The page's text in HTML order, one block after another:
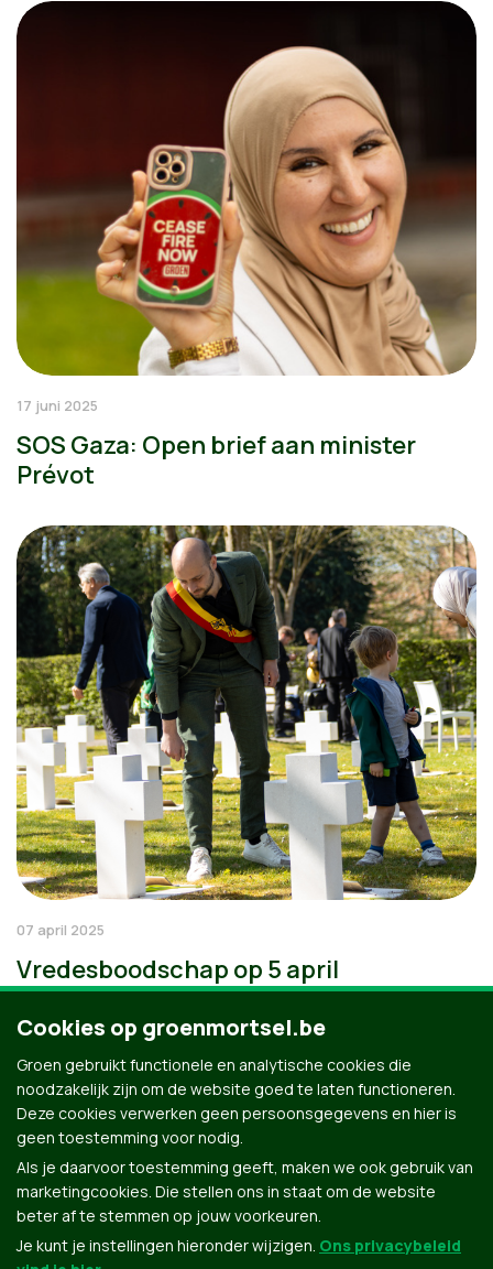
17 juni 2025
SOS Gaza: Open brief aan minister
Prévot
07 april 2025
Vredesboodschap op 5 april
Cookies op groenmortsel.be
Groen gebruikt functionele en analytische cookies die
noodzakelijk zijn om de website goed te laten functioneren.
Deze cookies verwerken geen persoonsgegevens en hier is
geen toestemming voor nodig.
Als je daarvoor toestemming geeft, maken we ook gebruik van
marketingcookies. Die stellen ons in staat om de website
beter af te stemmen op jouw voorkeuren.
Je kunt je instellingen hieronder wijzigen. Ons privacybeleid